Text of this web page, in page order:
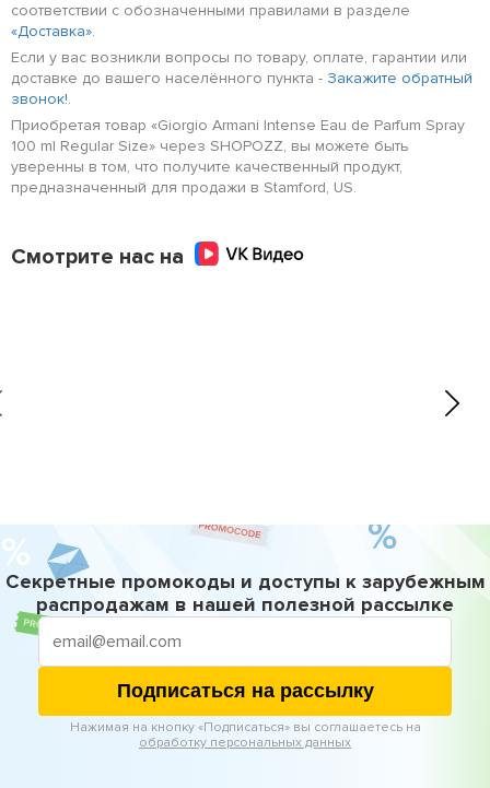
соответствии с обозначенными правилами в разделе
«Доставка».
Если у вас возникли вопросы по товару, оплате, гарантии или
доставке до вашего населённого пункта - Закажите обратный
звонок!.
Приобретая товар «Giorgio Armani Intense Eau de Parfum Spray
100 ml Regular Size» через SHOPOZZ, вы можете быть
уверенны в том, что получите качественный продукт,
предназначенный для продажи в Stamford, US.
Смотрите нас на
Секретные промокоды и доступы к зарубежным
распродажам в нашей полезной рассылке
Подписаться на рассылку
Нажимая на кнопку «Подписаться» вы соглашаетесь на
обработку персональных данных